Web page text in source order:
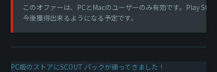
このオファーは、PCとMacのユーザーのみ有効です。Play
今後獲得出来るようになる予定です。
PC版のストアにSCOUT パックが帰ってきました！